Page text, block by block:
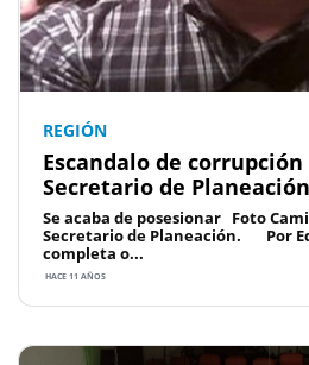
REGIÓN
Escandalo de
Secretario de
Se acaba de posesionar Foto
Secretario de Planeación. Por
completa o...
HACE 11 AÑOS